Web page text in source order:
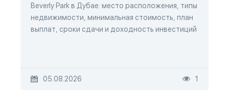
Beverly Park в Дубае: место расположения, типы
недвижимости, минимальная стоимость, план
выплат, сроки сдачи и доходность инвестиций
05.08.2026 1